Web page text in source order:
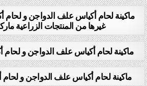
ماكينة لحام أكياس علف الدواجن و لحام
غيرها من المنتجات الزراعية
ماكينة لحام أكياس علف الدواجن و
ماكينة لحام أكياس علف الدواجن و